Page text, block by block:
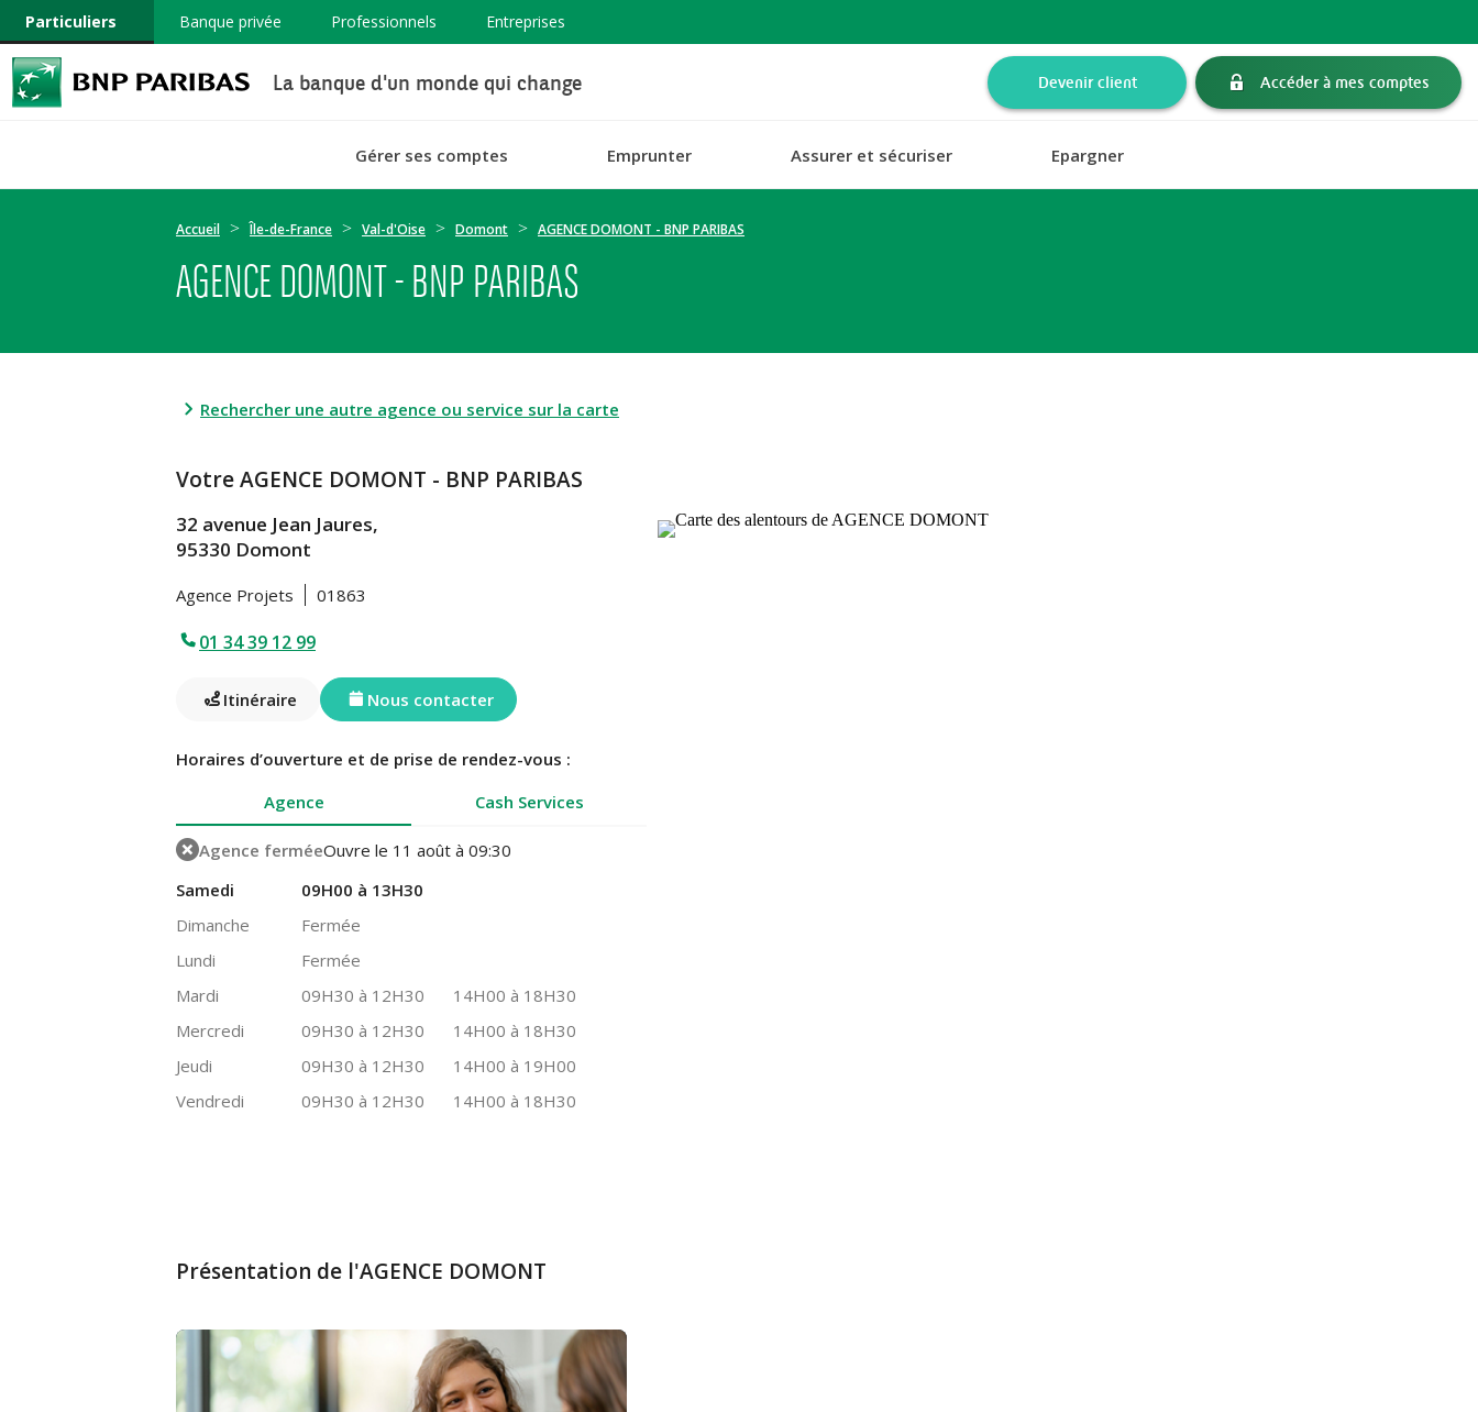
Particuliers Banque privée Professionnels Entreprises
La banque d'un monde qui change Devenir client Accéder à mes comptes
Gérer ses comptes Emprunter Assurer et sécuriser Epargner
Accueil Île-de-France Val-d'Oise Domont AGENCE DOMONT - BNP PARIBAS
AGENCE DOMONT - BNP PARIBAS
Rechercher une autre agence ou service sur la carte
Votre AGENCE DOMONT - BNP PARIBAS
32 avenue Jean Jaures,
95330 Domont
Agence Projets 01863
01 34 39 12 99
Itinéraire Nous contacter
Horaires d’ouverture et de prise de rendez-vous :
Agence
Cash Services
Agence ferméeOuvre le 11 août à 09:30
Samedi
09H00 à 13H30
Dimanche
Fermée
Lundi
Fermée
Mardi
09H30 à 12H30
14H00 à 18H30
Mercredi
09H30 à 12H30
14H00 à 18H30
Jeudi
09H30 à 12H30
14H00 à 19H00
Vendredi
09H30 à 12H30 14H00 à 18H30
Présentation de l'AGENCE DOMONT